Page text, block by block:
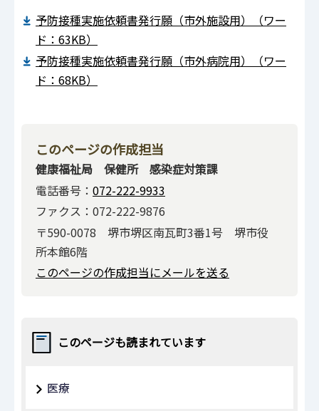
予防接種実施依頼書発行願（市外施設用）（ワー
ド：63KB）
予防接種実施依頼書発行願（市外病院用）（ワー
ド：68KB）
このページの作成担当
健康福祉局 保健所 感染症対策課
電話番号： 072-222-9933
ファクス：072-222-9876
〒590-0078 堺市堺区南瓦町3番1号 堺市役
所本館6階
このページの作成担当にメールを送る
このページも読まれています
医療